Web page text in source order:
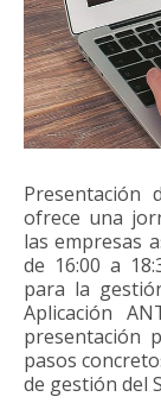
Presentación
ofrece una
las empresas
de 16:00 a
para la
Aplicación
presentación
pasos
de gestión del